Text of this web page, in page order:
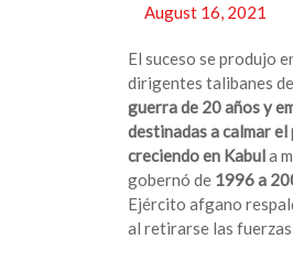
August 16, 2021
El suceso se produjo
dirigentes talibanes
guerra de 20 años y
destinadas a calmar el
creciendo en Kabula
gobernó de 1996 a
Ejército afgano
al retirarse las